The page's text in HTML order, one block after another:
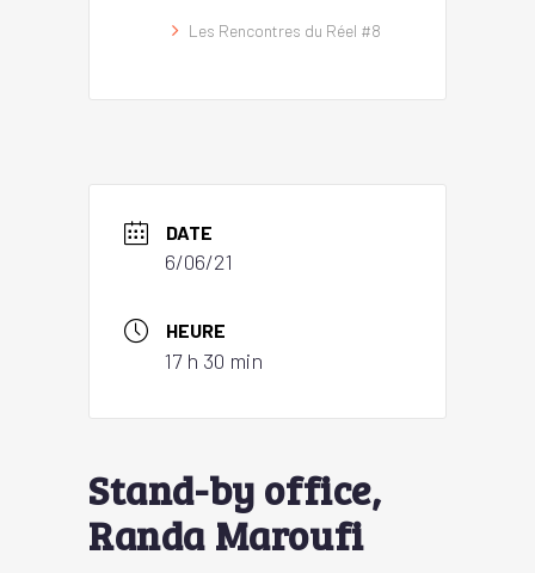
Les Rencontres du Réel #8
DATE
6/06/21
HEURE
17 h 30 min
Stand-by office,
Randa Maroufi